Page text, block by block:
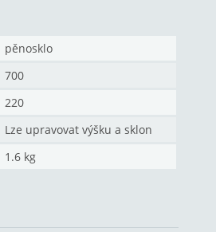
pěnosklo
700
220
Lze upravovat výšku a sklon
1.6 kg